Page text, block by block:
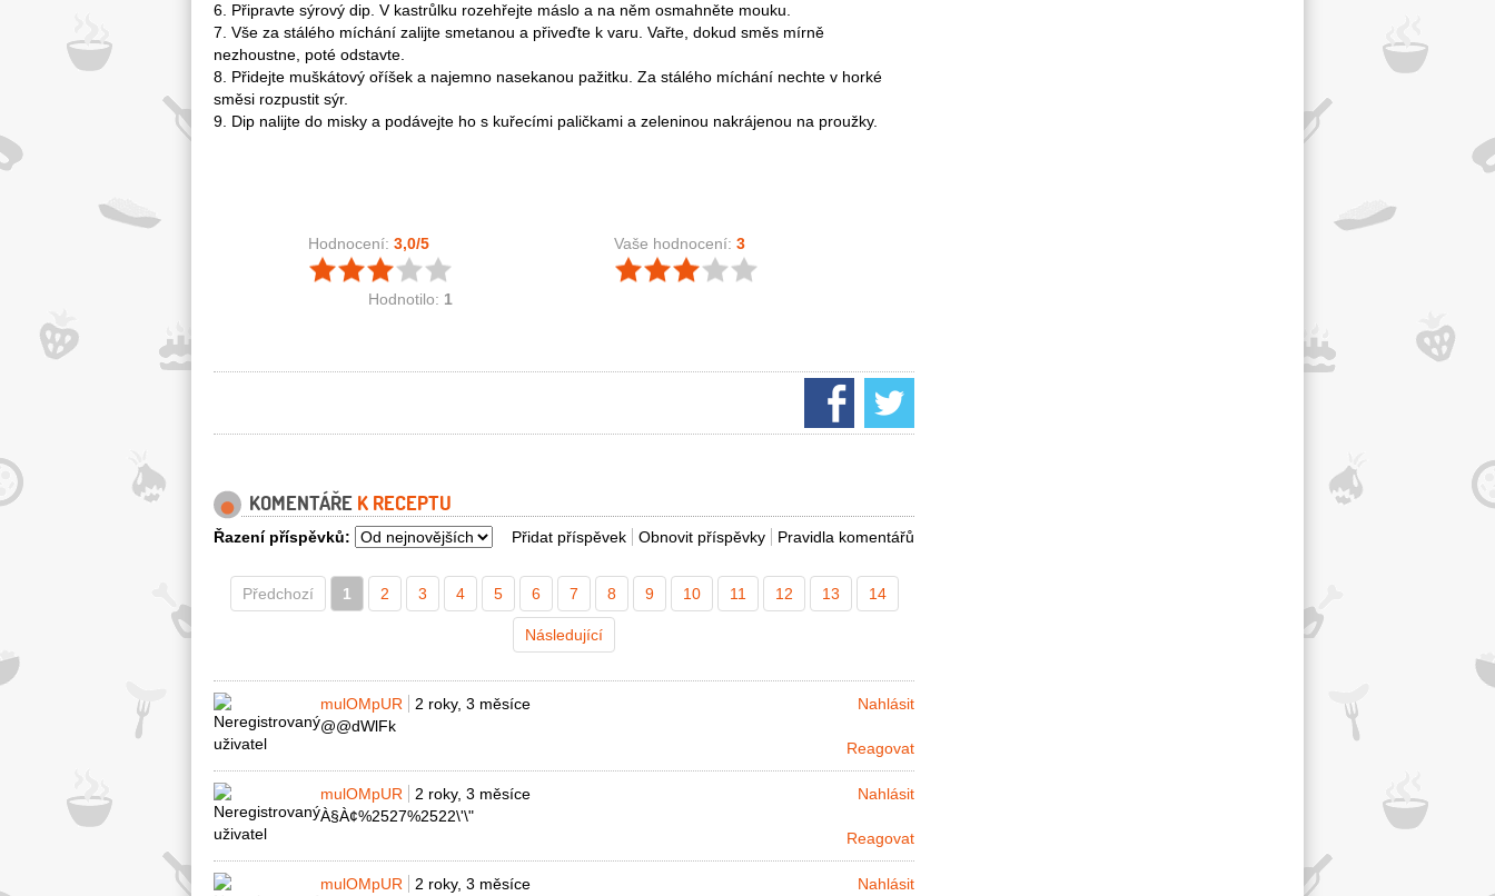
6. Připravte sýrový dip. V kastrůlku rozehřejte máslo a na něm osmahněte mouku.
7. Vše za stálého míchání zalijte smetanou a přiveďte k varu. Vařte, dokud směs mírně
nezhoustne, poté odstavte.
8. Přidejte muškátový oříšek a najemno nasekanou pažitku. Za stálého míchání nechte v horké
směsi rozpustit sýr.
9. Dip nalijte do misky a podávejte ho s kuřecími paličkami a zeleninou nakrájenou na proužky.
Hodnocení: 3,0/5
Hodnotilo: 1
Vaše hodnocení: 3
KOMENTÁŘE K RECEPTU
Pravidla komentářů
Obnovit příspěvky
Přidat příspěvek
Řazení příspěvků:
Předchozí 1 2 3 4 5 6 7 8 9 10 11 12 13 14
Následující
mulOMpUR 2 roky, 3 měsíce
Nahlásit
@@dWlFk
Reagovat
mulOMpUR 2 roky, 3 měsíce
Nahlásit
À§À¢%2527%2522\'\"
Reagovat
mulOMpUR 2 roky, 3 měsíce
Nahlásit